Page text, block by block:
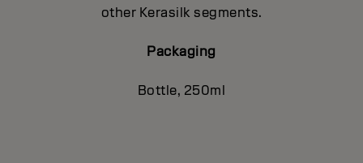
other Kerasilk segments.
Packaging
Bottle, 250ml